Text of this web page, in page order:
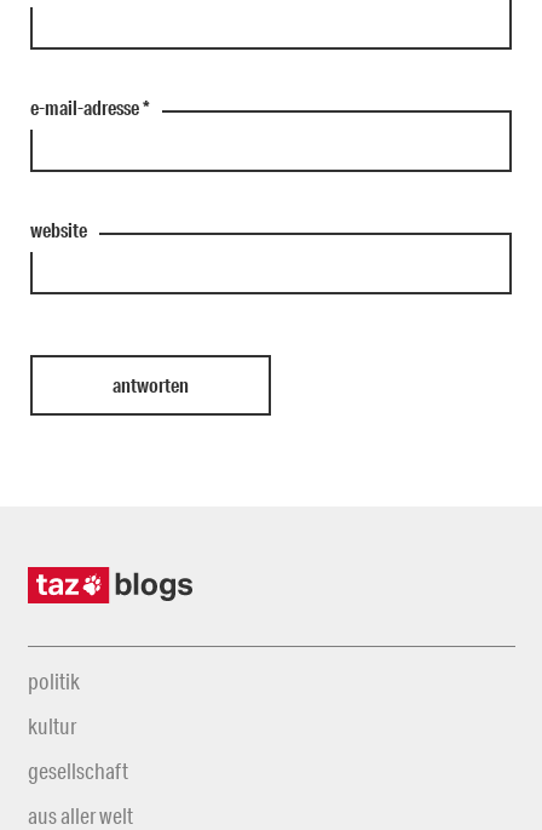
e-mail-adresse*
website
politik
kultur
gesellschaft
aus aller welt